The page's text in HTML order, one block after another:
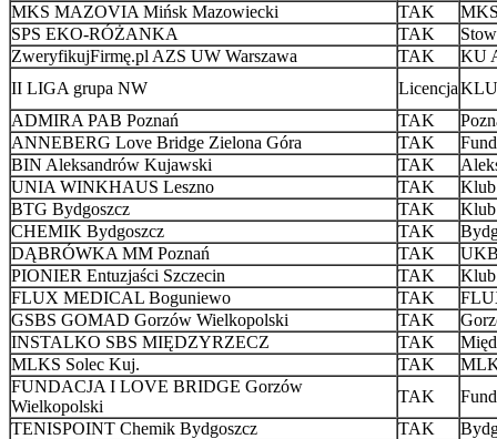
MKS MAZOVIA Mińsk Mazowiecki
TAK
SPS EKO-RÓŻANKA
TAK
ZweryfikujFirmę.pl AZS UW Warszawa
TAK
KU
II LIGA grupa NW
Licencja
ADMIRA PAB Poznań
TAK
ANNEBERG Love Bridge Zielona Góra
TAK
BIN Aleksandrów Kujawski
TAK
UNIA WINKHAUS Leszno
TAK
BTG Bydgoszcz
TAK
CHEMIK Bydgoszcz
TAK
DĄBRÓWKA MM Poznań
TAK
PIONIER Entuzjaści Szczecin
TAK
Klub
FLUX MEDICAL Boguniewo
TAK
GSBS GOMAD Gorzów Wielkopolski
TAK
INSTALKO SBS MIĘDZYRZECZ
TAK
MLKS Solec Kuj.
TAK
FUNDACJA I LOVE BRIDGE Gorzów
Wielkopolski
TAK
TENISPOINT Chemik Bydgoszcz
TAK